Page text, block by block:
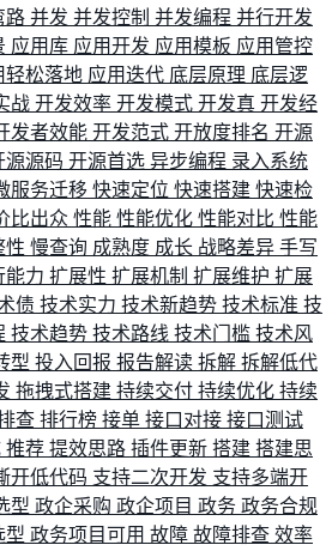
路 并发 并发控制 并发编程 并行开发
应用库 应用开发 应用模板 应用管控
轻松落地 应用迭代 底层原理 底层逻
战 开发效率 开发模式 开发真 开发经
发者效能 开发范式 开放度排名 开源
源源码 开源首选 异步编程 录入系统
服务迁移 快速定位 快速搭建 快速检
比出众 性能 性能优化 性能对比 性能
性 慢查询 成熟度 成长 战略差异 手写
能力 扩展性 扩展机制 扩展维护 扩展
债 技术实力 技术新趋势 技术标准 技
技术趋势 技术路线 技术门槛 技术风
型 投入回报 报告解读 拆解 拆解低代
拖拽式搭建 持续交付 持续优化 持续
查 排行榜 接单 接口对接 接口测试
推荐 提效思路 插件更新 搭建 搭建思
开低代码 支持二次开发 支持多端开
型 政企采购 政企项目 政务 政务合规
型 政务项目可用 故障 故障排查 效率